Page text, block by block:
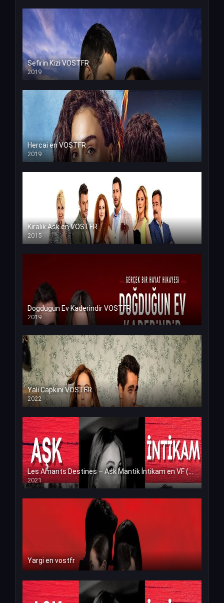
Sefirin Kizi VOSTFR
2019
Hercai en VOSTFR
2019
Kiralik Ask en VOSTFR
2015
Dogdugun Ev Kaderindir VOSTFR
2019
Yali Capkini VOSTFR
2022
Les Amants Destines – Ask Mantik İntikam en VF (Voix Francaise)
2021
Yargi en vostfr